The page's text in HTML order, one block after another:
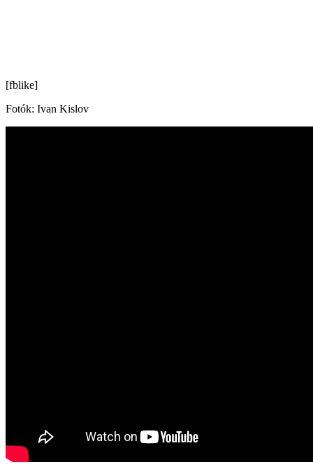
[fblike]
Fotók: Ivan Kislov